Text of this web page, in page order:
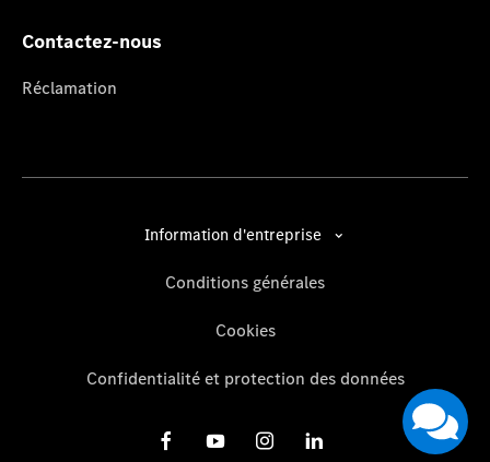
Contactez-nous
Réclamation
Information d'entreprise
Conditions générales
Cookies
Confidentialité et protection des données